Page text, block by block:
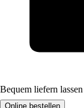
Bequem liefern lassen
Online bestellen